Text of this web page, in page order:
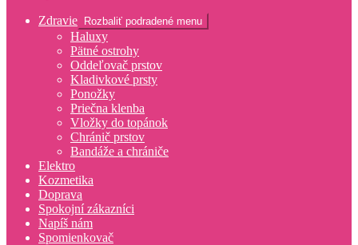
Zdravie Rozbaliť podradené menu
Haluxy
Pätné ostrohy
Oddeľovač prstov
Kladivkové prsty
Ponožky
Priečna klenba
Vložky do topánok
Chránič prstov
Bandáže a chrániče
Elektro
Kozmetika
Doprava
Spokojní zákazníci
Napíš nám
Spomienkovač